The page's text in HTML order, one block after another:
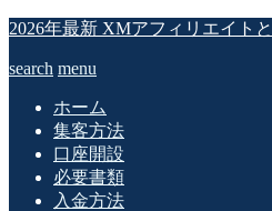
2026年最新 XMアフィリエイト
search menu
ホーム
集客方法
口座開設
必要書類
入金方法